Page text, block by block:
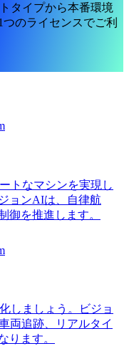
タイプから本番環境
のライセンスでご利
トなマシンを実現し
ョンAIは、自律航
御を推進します。
しましょう。ビジョ
両追跡、リアルタイ
ります。